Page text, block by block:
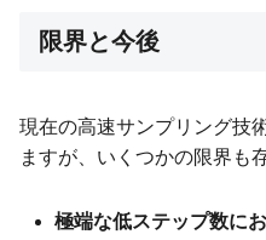
限界と今後
現在の高速サンプリング技
ますが、いくつかの限界も
極端な低ステップ数に